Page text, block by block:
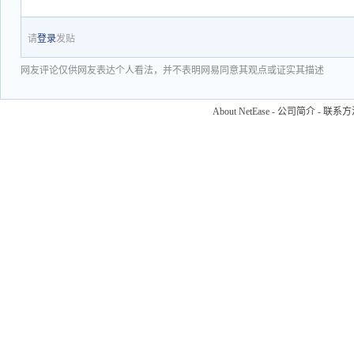
请登录发贴
网友评论仅供网友表达个人看法，并不表明网易同意其观点或证实其描述
About NetEase - 公司简介 - 联系方